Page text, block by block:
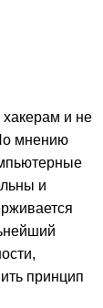
и не
мнению
и
принцип